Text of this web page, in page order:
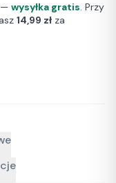
— wysyłka gratis. Przy
14,99 zł za